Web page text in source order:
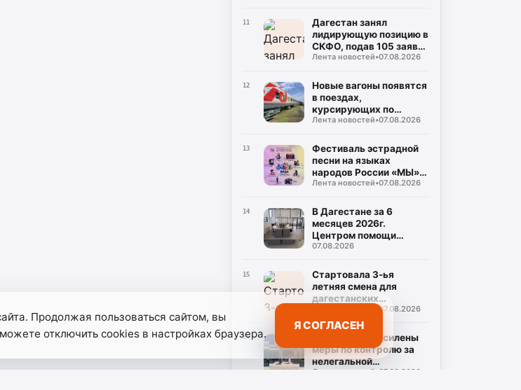
11
Дагестан занял
лидирующую позицию в
СКФО, подав 105 заявок
на награду
Лента новостей•07.08.2026
12
Новые вагоны появятся
в поездах,
курсирующих по
маршруту Дербент-
Лента новостей•07.08.2026
13
Фестиваль эстрадной
песни на языках
народов России «МЫ»
состоится в Дагестане
Лента новостей•07.08.2026
14
В Дагестане за 6
месяцев 2026г.
Центром помощи
участникам СВО
обращений
07.08.2026
15
Стартовала 3-ья
летняя смена для
дагестанских
школьников в Северной
столице
07.08.2026
16
В Избербаше усилены
меры по контролю за
нелегальной
занятостью населения
Лента новостей 07.08.2026
Продолжая пользоваться сайтом, вы
отключить cookies в настройках браузера.
Я СОГЛАСЕН